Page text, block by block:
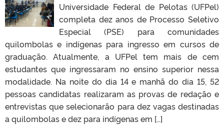
Universidade Federal de Pelotas (UFPel)
completa dez anos de Processo Seletivo
Especial (PSE) para comunidades
quilombolas e indígenas para ingresso em cursos de
graduação. Atualmente, a UFPel tem mais de cem
estudantes que ingressaram no ensino superior nessa
modalidade. Na noite do dia 14 e manhã do dia 15, 52
pessoas candidatas realizaram as provas de redação e
entrevistas que selecionarão para dez vagas destinadas
a quilombolas e dez para indígenas em […]